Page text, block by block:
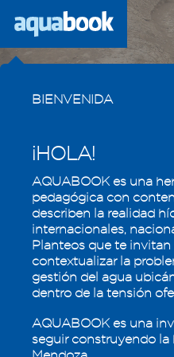
Previous
CAPÍTULO
Recursos hídricos
contexto regional
2.1 - Recursos hídricos
2.2 - Recursos hídricos
2.3 - Humedales, un
BIENVENIDA
¡HOLA!
AQUABOOK es una
pedagógica con
describen la realidad
internacionales,
Planteos que te invitan
contextualizar la
gestión del agua
dentro de la tensión
AQUABOOK es una
seguir construyendo la